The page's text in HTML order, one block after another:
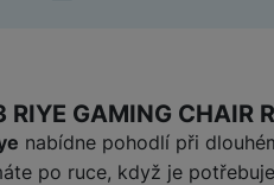
GAMING CHAIR
nabídne pohodlí při
po ruce, když je